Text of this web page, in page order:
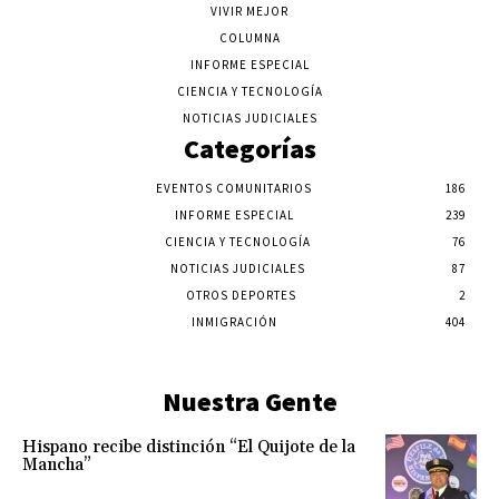
VIVIR MEJOR
COLUMNA
INFORME ESPECIAL
CIENCIA Y TECNOLOGÍA
NOTICIAS JUDICIALES
Categorías
EVENTOS COMUNITARIOS
186
INFORME ESPECIAL
239
CIENCIA Y TECNOLOGÍA
76
NOTICIAS JUDICIALES
87
OTROS DEPORTES
2
INMIGRACIÓN
404
Nuestra Gente
Hispano recibe distinción “El Quijote de la
Mancha”